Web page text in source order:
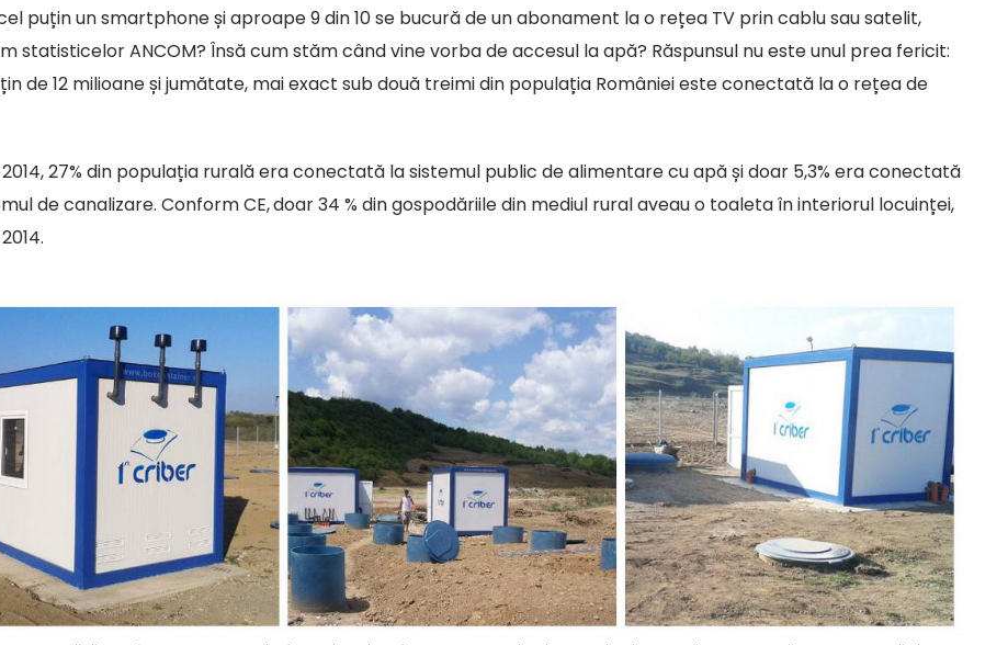
puțin un smartphone și aproape 9 din 10 se bucură de un abonament la o rețea TV prin cablu sau satelit,
statisticelor ANCOM? Însă cum stăm când vine vorba de accesul la apă? Răspunsul nu este unul prea fericit:
de 12 milioane și jumătate, mai exact sub două treimi din populația României este conectată la o rețea de
27% din populația rurală era conectată la sistemul public de alimentare cu apă și doar 5,3% era conectată
de canalizare. Conform CE,doar 34 % din gospodăriile din mediul rural aveau o toaleta în interiorul locuinței,